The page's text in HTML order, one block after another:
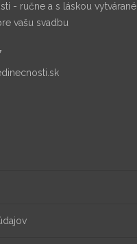
- ručne a s láskou vytvárané
vašu svadbu